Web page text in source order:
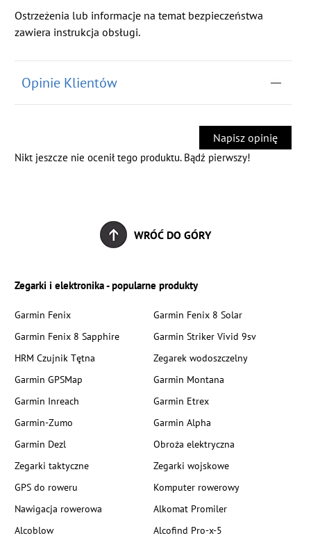
Ostrzeżenia lub informacje na temat bezpieczeństwa
zawiera instrukcja obsługi.
Opinie Klientów
Napisz opinię
Nikt jeszcze nie ocenił tego produktu. Bądź pierwszy!
WRÓĆ DO GÓRY
Zegarki i elektronika - popularne produkty
Garmin Fenix
Garmin Fenix 8 Solar
Garmin Fenix 8 Sapphire
Garmin Striker Vivid 9sv
HRM Czujnik Tętna
Zegarek wodoszczelny
Garmin GPSMap
Garmin Montana
Garmin Inreach
Garmin Etrex
Garmin-Zumo
Garmin Alpha
Garmin Dezl
Obroża elektryczna
Zegarki taktyczne
Zegarki wojskowe
GPS do roweru
Komputer rowerowy
Nawigacja rowerowa
Alkomat Promiler
Alcoblow
Alcofind Pro-x-5